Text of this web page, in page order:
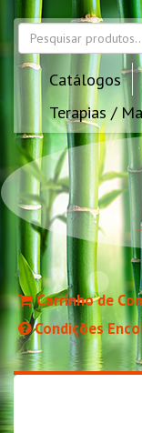
Catálogos
Terapias /
Carrinho de
Condições